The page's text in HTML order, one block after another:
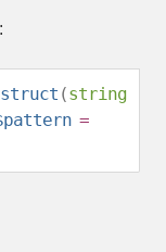
(string
=